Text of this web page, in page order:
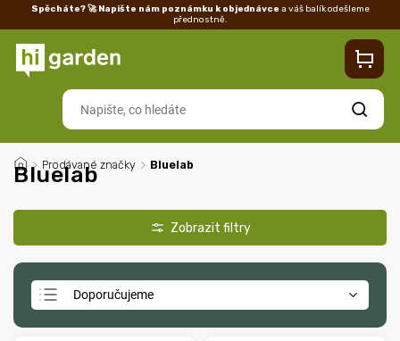
Spěcháte? 🚀 Napište nám poznámku k objednávce a váš balík odešleme
přednostně.
Vrácení/reklamace
Hledat
/ Prodávané značky / Bluelab
Bluelab
Doporučujeme